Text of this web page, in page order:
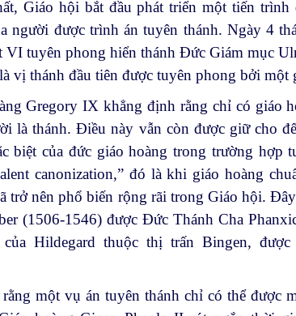
Giáo hội bắt đầu phát triển một tiến trình
người được trình án tuyên thánh. Ngày 4
VI tuyên phong hiển thánh Đức Giám mục
vị thánh đầu tiên được tuyên phong bởi một
Gregory IX khẳng định rằng chỉ có giáo
là thánh. Điều này vẫn còn được giữ cho
biệt của đức giáo hoàng trong trường hợp
canonization,” đó là khi giáo hoàng
trở nên phổ biến rộng rãi trong Giáo hội.
(1506-1546) được Đức Thánh Cha
Hildegard thuộc thị trấn Bingen,
một vụ án tuyên thánh chỉ có thể được